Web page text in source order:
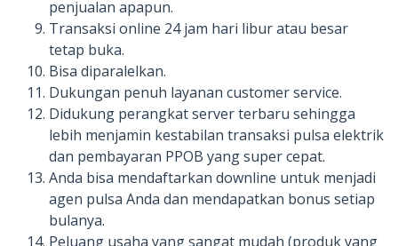
penjualan apapun.
Transaksi online 24 jam hari libur atau besar
tetap buka.
Bisa diparalelkan.
Dukungan penuh layanan customer service.
Didukung perangkat server terbaru sehingga
lebih menjamin kestabilan transaksi pulsa elektrik
dan pembayaran PPOB yang super cepat.
Anda bisa mendaftarkan downline untuk menjadi
agen pulsa Anda dan mendapatkan bonus setiap
bulanya.
Peluang usaha yang sangat mudah (produk yang